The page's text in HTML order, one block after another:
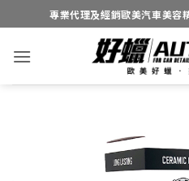
to
content
專業代理及經銷歐美汽車美容